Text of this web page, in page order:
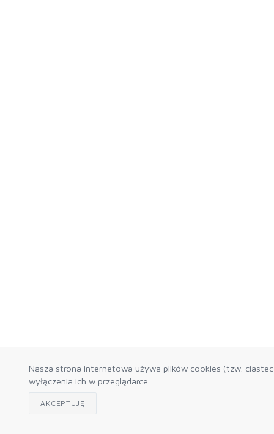
Nasza strona internetowa używa plików cookies (tzw.
wyłączenia ich w przeglądarce.
AKCEPTUJĘ